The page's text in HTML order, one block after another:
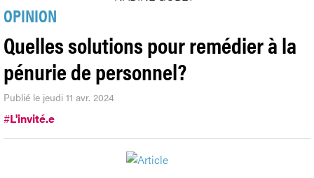
OPINION
Quelles solutions pour remédier à la
pénurie de personnel?
Publié le jeudi 11 avr. 2024
#L'invité.e